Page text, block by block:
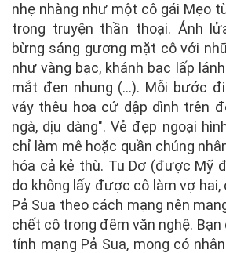
nhẹ nhàng như một cô gái Mẹo
trong truyện thần thoại. Ánh
bừng sáng gương mặt cô với
như vàng bạc, khánh bạc lấp
mắt đen nhung (...). Mỗi bước
váy thêu hoa cứ dập dình trên
ngà, dịu dàng". Vẻ đẹp ngoại
chỉ làm mê hoặc quần chúng
hóa cả kẻ thù. Tu Dơ (được Mỹ
do không lấy được cô làm vợ
Pả Sua theo cách mạng nên
chết cô trong đêm văn nghệ. Bạn
tính mạng Pả Sua, mong có